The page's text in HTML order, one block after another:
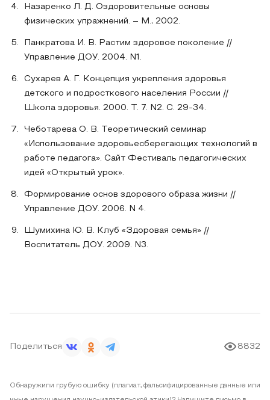
Назаренко Л. Д. Оздоровительные основы
физических упражнений. – М., 2002.
Панкратова И. В. Растим здоровое поколение //
Управление ДОУ. 2004. N1.
Сухарев А. Г. Концепция укрепления здоровья
детского и подросткового населения России //
Школа здоровья. 2000. Т. 7. N2. С. 29-34.
Чеботарева О. В. Теоретический семинар
«Использование здоровьесберегающих технологий в
работе педагога». Сайт Фестиваль педагогических
идей «Открытый урок».
Формирование основ здорового образа жизни //
Управление ДОУ. 2006. N 4.
Шумихина Ю. В. Клуб «Здоровая семья» //
Воспитатель ДОУ. 2009. N3.
Поделиться 8832
Обнаружили грубую ошибку (плагиат, фальсифицированные данные или